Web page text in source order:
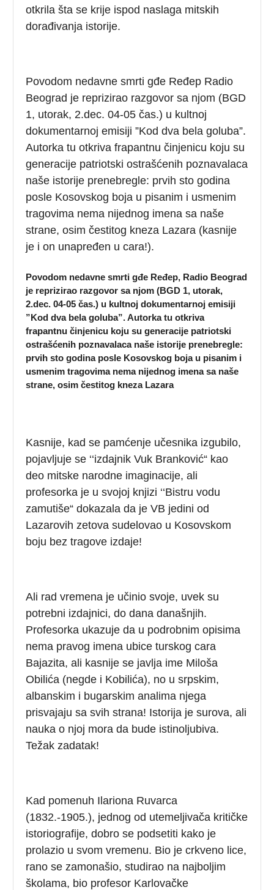
otkrila šta se krije ispod naslaga mitskih
dorađivanja istorije.
Povodom nedavne smrti gđe Ređep Radio
Beograd je reprizirao razgovor sa njom (BGD
1, utorak, 2.dec. 04-05 čas.) u kultnoj
dokumentarnoj emisiji ”Kod dva bela goluba”.
Autorka tu otkriva frapantnu činjenicu koju su
generacije patriotski ostrašćenih poznavalaca
naše istorije prenebregle: prvih sto godina
posle Kosovskog boja u pisanim i usmenim
tragovima nema nijednog imena sa naše
strane, osim čestitog kneza Lazara (kasnije
je i on unapređen u cara!).
Povodom nedavne smrti gđe Ređep, Radio Beograd
je reprizirao razgovor sa njom (BGD 1, utorak,
2.dec. 04-05 čas.) u kultnoj dokumentarnoj emisiji
”Kod dva bela goluba”. Autorka tu otkriva
frapantnu činjenicu koju su generacije patriotski
ostrašćenih poznavalaca naše istorije prenebregle:
prvih sto godina posle Kosovskog boja u pisanim i
usmenim tragovima nema nijednog imena sa naše
strane, osim čestitog kneza Lazara
Kasnije, kad se pamćenje učesnika izgubilo,
pojavljuje se ‘‘izdajnik Vuk Branković“ kao
deo mitske narodne imaginacije, ali
profesorka je u svojoj knjizi ‘‘Bistru vodu
zamutiše“ dokazala da je VB jedini od
Lazarovih zetova sudelovao u Kosovskom
boju bez tragove izdaje!
Ali rad vremena je učinio svoje, uvek su
potrebni izdajnici, do dana današnjih.
Profesorka ukazuje da u podrobnim opisima
nema pravog imena ubice turskog cara
Bajazita, ali kasnije se javlja ime Miloša
Obilića (negde i Kobilića), no u srpskim,
albanskim i bugarskim analima njega
prisvajaju sa svih strana! Istorija je surova, ali
nauka o njoj mora da bude istinoljubiva.
Težak zadatak!
Kad pomenuh Ilariona Ruvarca
(1832.-1905.), jednog od utemeljivača kritičke
istoriografije, dobro se podsetiti kako je
prolazio u svom vremenu. Bio je crkveno lice,
rano se zamonašio, studirao na najboljim
školama, bio profesor Karlovačke